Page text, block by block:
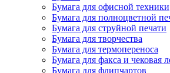
Бумага для офисной техники
Бумага для полноцветной
Бумага для струйной печати
Бумага для творчества
Бумага для термопереноса
Бумага для факса и чековая
Бумага для флипчартов